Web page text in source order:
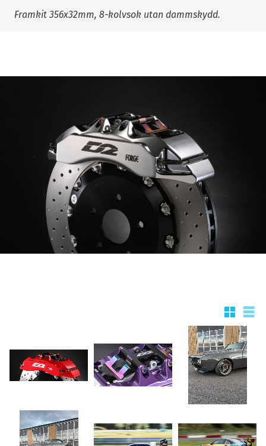
Framkit 356x32mm, 8-kolvsok utan dammskydd.